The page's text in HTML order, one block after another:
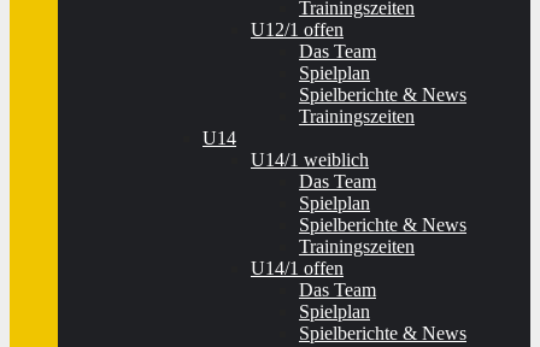
Trainingszeiten
U12/1 offen
Das Team
Spielplan
Spielberichte & News
Trainingszeiten
U14
U14/1 weiblich
Das Team
Spielplan
Spielberichte & News
Trainingszeiten
U14/1 offen
Das Team
Spielplan
Spielberichte & News